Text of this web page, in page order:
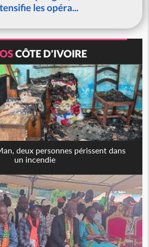
les opéra...
CÔTE D'IVOIRE
deux personnes périssent dans
un incendie